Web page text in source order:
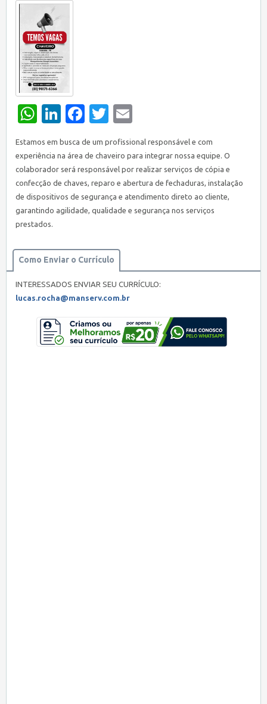
WhatsApp
LinkedIn
Facebook
Twitter
Estamos em busca de um profissional responsável e com
experiência na área de chaveiro para integrar nossa equipe. O
colaborador será responsável por realizar serviços de cópia e
confecção de chaves, reparo e abertura de fechaduras, instalação
de dispositivos de segurança e atendimento direto ao cliente,
garantindo agilidade, qualidade e segurança nos serviços
prestados.
Como Enviar o Currículo
INTERESSADOS ENVIAR SEU CURRÍCULO:
lucas.rocha@manserv.com.br